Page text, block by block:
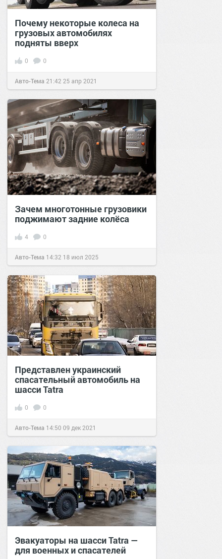
Почему некоторые колеса на
грузовых автомобилях
подняты вверх
0 0
Авто-Тема 21:42 25 апр 2021
Зачем многотонные грузовики
поджимают задние колёса
4 0
Авто-Тема 14:32 18 июл 2025
Представлен украинский
спасательный автомобиль на
шасси Tatra
0 0
Авто-Тема 14:50 09 дек 2021
Эвакуаторы на шасси Tatra —
для военных и спасателей